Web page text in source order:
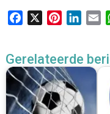
e
b
o
o
t
e
r
e
k
d
I
i
Gerelateerde